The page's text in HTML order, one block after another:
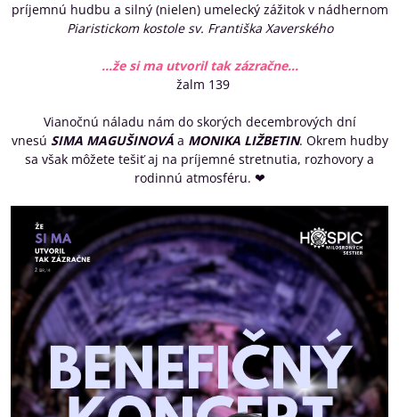
príjemnú hudbu a silný (nielen) umelecký zážitok v nádhernom
Piaristickom kostole sv. Františka Xaverského
...že si ma utvoril tak zázračne...
žalm 139
Vianočnú náladu nám do skorých decembrových dní
vnesú SIMA MAGUŠINOVÁa MONIKA LIŽBETIN. Okrem hudby
sa však môžete tešiť aj na príjemné stretnutia, rozhovory a
rodinnú atmosféru. ❤